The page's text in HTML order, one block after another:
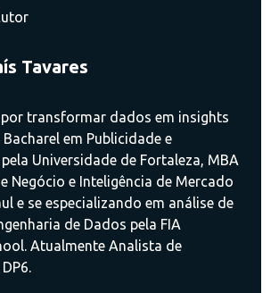
Tavares
transformar dados em insights
em Publicidade e
Universidade de Fortaleza, MBA
Negócio e Inteligência de Mercado
e se especializando em análise de
de Dados pela FIA
Atualmente Analista de